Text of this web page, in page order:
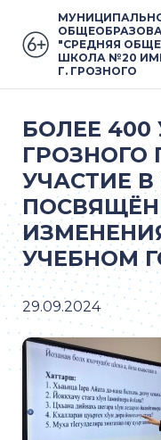
"СРЕДНЯЯ
ШКОЛА №20
Г. ГРОЗНОГО
БОЛЕЕ 400
ГРОЗНОГО
УЧАСТИЕ
УЧЕБНОМ
29.09.2024